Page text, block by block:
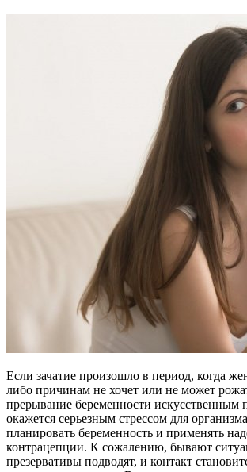
Если зачатие произошло в период, когда
либо причинам не хочет или не может
прерывание беременности искусственным
окажется серьезным стрессом для
планировать беременность и применять
контрацепции. К сожалению, бывают
презервативы подводят, и контакт